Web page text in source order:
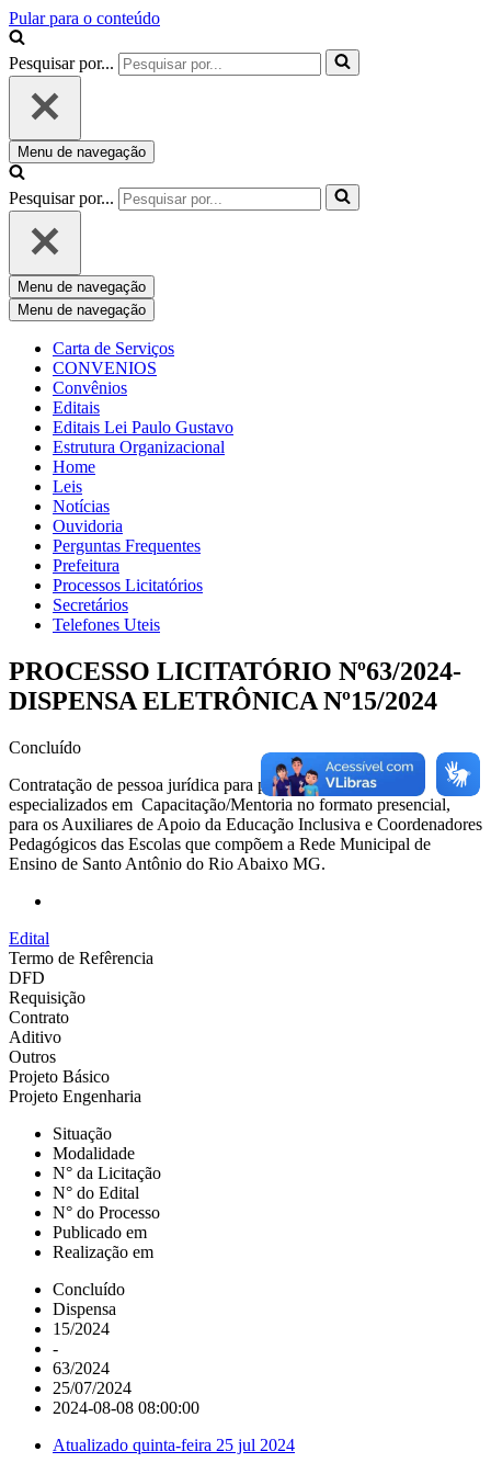
Pular para o conteúdo
Pesquisar por...
Menu de navegação
Pesquisar por...
Menu de navegação
Menu de navegação
Carta de Serviços
CONVENIOS
Convênios
Editais
Editais Lei Paulo Gustavo
Estrutura Organizacional
Home
Leis
Notícias
Ouvidoria
Perguntas Frequentes
Prefeitura
Processos Licitatórios
Secretários
Telefones Uteis
PROCESSO LICITATÓRIO Nº63/2024-
DISPENSA ELETRÔNICA Nº15/2024
Concluído
Contratação de pessoa jurídica para prestação de serviços
especializados em Capacitação/Mentoria no formato presencial,
para os Auxiliares de Apoio da Educação Inclusiva e Coordenadores
Pedagógicos das Escolas que compõem a Rede Municipal de
Ensino de Santo Antônio do Rio Abaixo MG.
Edital
Termo de Refêrencia
DFD
Requisição
Contrato
Aditivo
Outros
Projeto Básico
Projeto Engenharia
Situação
Modalidade
N° da Licitação
N° do Edital
N° do Processo
Publicado em
Realização em
Concluído
Dispensa
15/2024
-
63/2024
25/07/2024
2024-08-08 08:00:00
Atualizado quinta-feira 25 jul 2024